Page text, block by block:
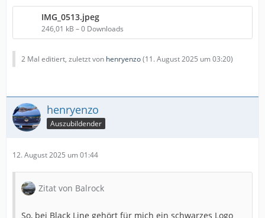
IMG_0513.jpeg
246,01 kB – 0 Downloads
2 Mal editiert, zuletzt von henryenzo(11. August 2025 um 03:20)
henryenzo
Auszubildender
12. August 2025 um 01:44
Zitat von Balrock
So, bei Black Line gehört für mich ein schwarzes Logo